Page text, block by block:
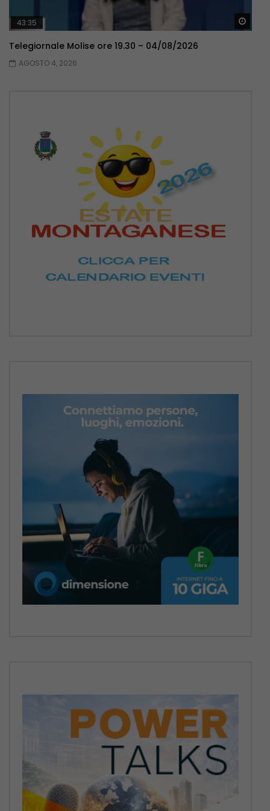
43:35
Telegiornale Molise ore 19.30 – 04/08/2026
AGOSTO 4, 2026